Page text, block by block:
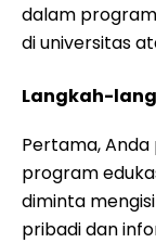
dalam
di universitas
Langkah-
Pertama, Anda
program
diminta
pribadi dan